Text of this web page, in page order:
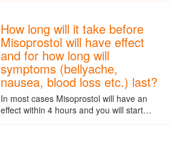
How long will it take before
Misoprostol will have effect
and for how long will
symptoms (bellyache,
nausea, blood loss etc.) last?
In most cases Misoprostol will have an
effect within 4 hours and you will start…